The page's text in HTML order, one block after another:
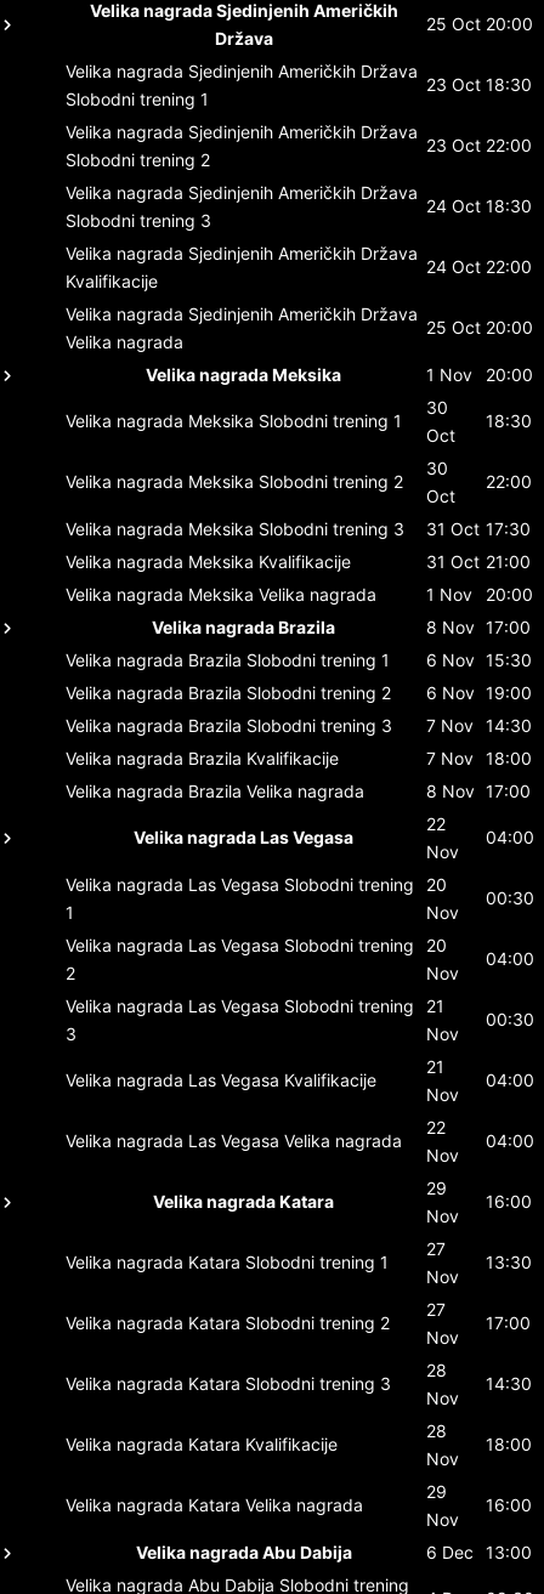
Velika nagrada Sjedinjenih Američkih
Država
25 Oct 20:00
Velika nagrada Sjedinjenih Američkih Država
Slobodni trening 1
23 Oct 18:30
Velika nagrada Sjedinjenih Američkih Država
Slobodni trening 2
23 Oct 22:00
Velika nagrada Sjedinjenih Američkih Država
Slobodni trening 3
24 Oct 18:30
Velika nagrada Sjedinjenih Američkih Država
Kvalifikacije
24 Oct 22:00
Velika nagrada Sjedinjenih Američkih Država
Velika nagrada
25 Oct 20:00
Velika nagrada Meksika 1 Nov 20:00
Velika nagrada Meksika Slobodni trening 1
30
Oct
18:30
Velika nagrada Meksika Slobodni trening 2
30
Oct
22:00
Velika nagrada Meksika Slobodni trening 3 31 Oct 17:30
Velika nagrada Meksika Kvalifikacije 31 Oct 21:00
Velika nagrada Meksika Velika nagrada 1 Nov
20:00
Velika nagrada Brazila
8 Nov 17:00
Velika nagrada Brazila Slobodni trening 1 6 Nov 15:30
Velika nagrada Brazila Slobodni trening 2 6 Nov 19:00
Velika nagrada Brazila Slobodni trening 3 7 Nov 14:30
Velika nagrada Brazila Kvalifikacije 7 Nov 18:00
Velika nagrada Brazila Velika nagrada 8 Nov 17:00
Velika nagrada Las Vegasa
22
Nov
04:00
Velika nagrada Las Vegasa Slobodni trening
1
20
Nov
00:30
Velika nagrada Las Vegasa Slobodni trening
2
20
Nov
04:00
Velika nagrada Las Vegasa Slobodni trening
3
21
Nov
00:30
Velika nagrada Las Vegasa Kvalifikacije
21
Nov
04:00
Velika nagrada Las Vegasa Velika nagrada
22
Nov
04:00
Velika nagrada Katara
29
Nov
16:00
Velika nagrada Katara Slobodni trening 1
27
Nov
13:30
Velika nagrada Katara Slobodni trening 2
27
Nov
17:00
Velika nagrada Katara Slobodni trening 3
28
Nov
14:30
Velika nagrada Katara Kvalifikacije
28
Nov
18:00
Velika nagrada Katara Velika nagrada
29
Nov
16:00
Velika nagrada Abu Dabija 6 Dec
13:00
Velika nagrada Abu Dabija Slobodni trening